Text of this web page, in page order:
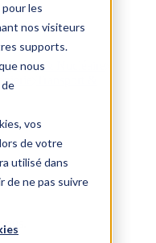
les
nos visiteurs
supports.
nous
vos
de votre
utilisé dans
de ne pas suivre
& Nucléaire